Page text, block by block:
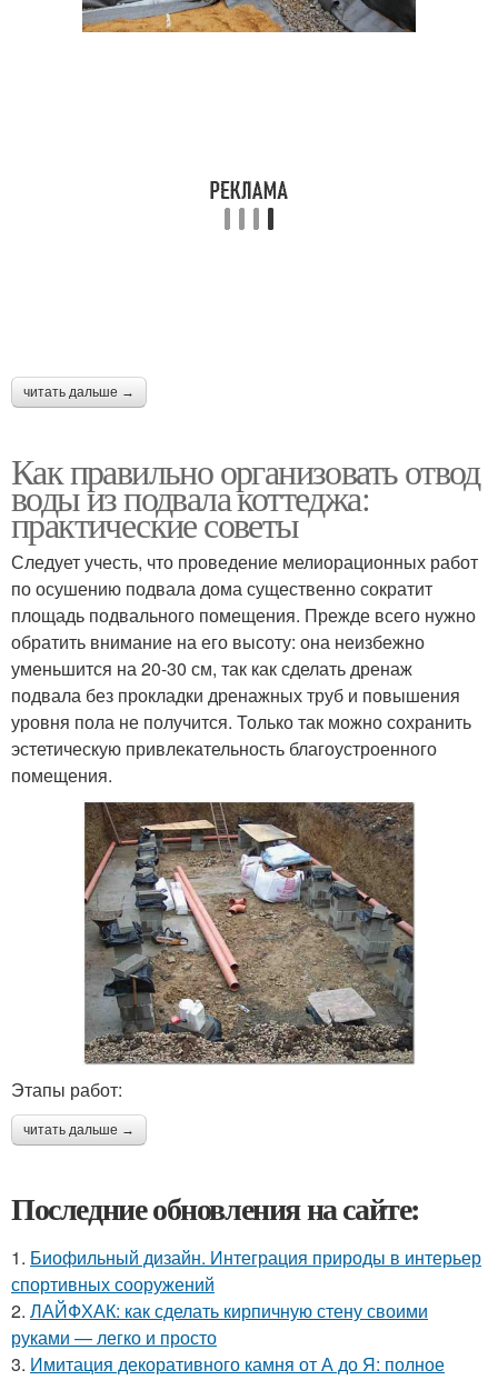
читать дальше →
Как правильно организовать отвод
воды из подвала коттеджа:
практические советы
Следует учесть, что проведение мелиорационных работ
по осушению подвала дома существенно сократит
площадь подвального помещения. Прежде всего нужно
обратить внимание на его высоту: она неизбежно
уменьшится на 20-30 см, так как сделать дренаж
подвала без прокладки дренажных труб и повышения
уровня пола не получится. Только так можно сохранить
эстетическую привлекательность благоустроенного
помещения.
Этапы работ:
читать дальше →
Последние обновления на сайте:
1. Биофильный дизайн. Интеграция природы в интерьер
спортивных сооружений
2. ЛАЙФХАК: как сделать кирпичную стену своими
руками — легко и просто
3. Имитация декоративного камня от А до Я: полное